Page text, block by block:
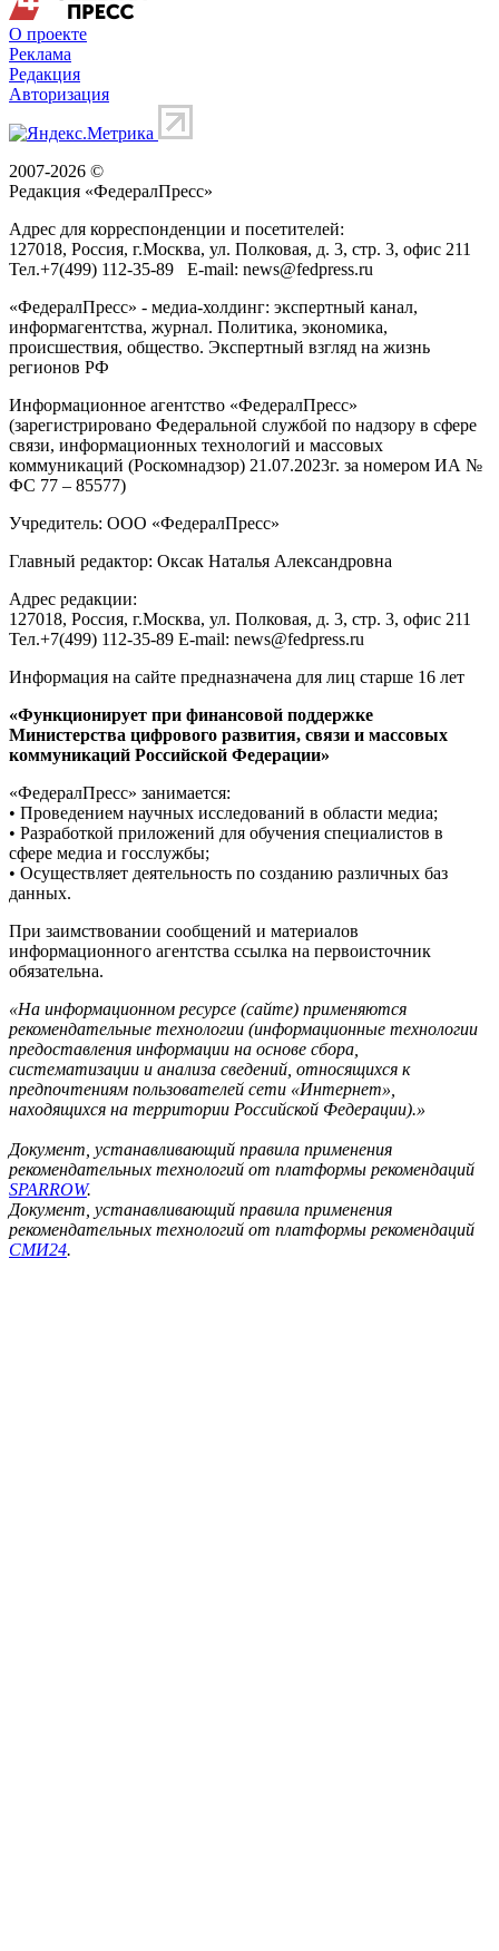
О проекте
Реклама
Редакция
Авторизация
2007-2026 ©
Редакция «ФедералПресс»
Адрес для корреспонденции и посетителей:
127018, Россия, г.Москва, ул. Полковая, д. 3, стр. 3, офис 211
Тел.+7(499) 112-35-89 E-mail: news@fedpress.ru
«ФедералПресс» - медиа-холдинг: экспертный канал,
информагентства, журнал. Политика, экономика,
происшествия, общество. Экспертный взгляд на жизнь
регионов РФ
Информационное агентство «ФедералПресс»
(зарегистрировано Федеральной службой по надзору в сфере
связи, информационных технологий и массовых
коммуникаций (Роскомнадзор) 21.07.2023г. за номером ИА №
ФС 77 – 85577)
Учредитель: ООО «ФедералПресс»
Главный редактор: Оксак Наталья Александровна
Адрес редакции:
127018, Россия, г.Москва, ул. Полковая, д. 3, стр. 3, офис 211
Тел.+7(499) 112-35-89 E-mail: news@fedpress.ru
Информация на сайте предназначена для лиц старше 16 лет
«Функционирует при финансовой поддержке
Министерства цифрового развития, связи и массовых
коммуникаций Российской Федерации»
«ФедералПресс» занимается:
• Проведением научных исследований в области медиа;
• Разработкой приложений для обучения специалистов в
сфере медиа и госслужбы;
• Осуществляет деятельность по созданию различных баз
данных.
При заимствовании сообщений и материалов
информационного агентства ссылка на первоисточник
обязательна.
«На информационном ресурсе (сайте) применяются
рекомендательные технологии (информационные технологии
предоставления информации на основе сбора,
систематизации и анализа сведений, относящихся к
предпочтениям пользователей сети «Интернет»,
находящихся на территории Российской Федерации).»
Документ, устанавливающий правила применения
рекомендательных технологий от платформы рекомендаций
SPARROW.
Документ, устанавливающий правила применения
рекомендательных технологий от платформы рекомендаций
СМИ24.